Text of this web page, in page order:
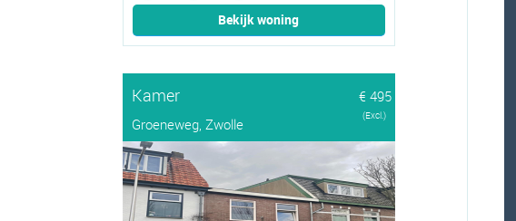
Bekijk woning
Kamer
€ 495
Groeneweg, Zwolle
(Excl.)